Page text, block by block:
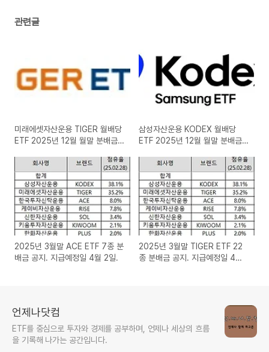
관련글
미래에셋자산운용 TIGER 월배당
ETF 2025년 12월 월말 분배금
삼성자산운용 KODEX 월배당
ETF 2025년 12월 월말 분배금
2025년 3월말 ACE ETF 7종 분
배금 공지. 지급예정일 4월 2일.
2025년 3월말 TIGER ETF 22
종 분배금 공지. 지급예정일 4월
언제나닷컴
ETF를 중심으로 투자와 경제를 공부하며, 언제나 세상의 흐름
을 기록해 나가는 공간입니다.